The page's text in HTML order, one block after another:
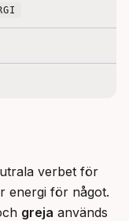
verbet för
energi för något.
greja används